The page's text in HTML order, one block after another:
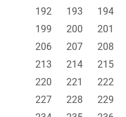
192
193 194
199
200 201
206
207 208
213
214 215
220
221 222
227
228 229